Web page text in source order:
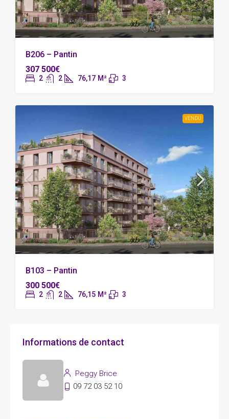
B206 – Pantin
307 500€
2 2 76,17 M² 3
VENDU
B103 – Pantin
300 500€
2 2 76,15 M² 3
Informations de contact
Peggy Brice
09 72 03 52 10